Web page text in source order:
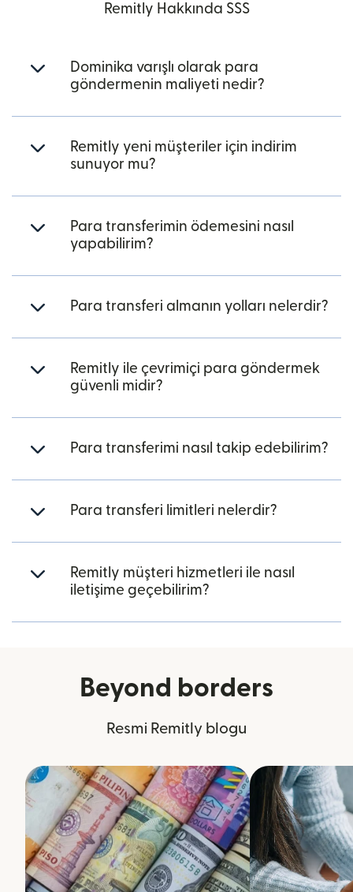
Remitly Hakkında SSS
Dominika varışlı olarak para
göndermenin maliyeti nedir?
Remitly yeni müşteriler için indirim
sunuyor mu?
Para transferimin ödemesini nasıl
yapabilirim?
Para transferi almanın yolları nelerdir?
Remitly ile çevrimiçi para göndermek
güvenli midir?
Para transferimi nasıl takip edebilirim?
Para transferi limitleri nelerdir?
Remitly müşteri hizmetleri ile nasıl
iletişime geçebilirim?
Beyond borders
Resmi Remitly blogu